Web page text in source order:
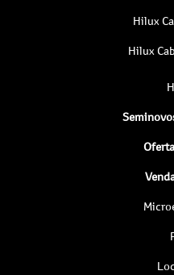
Hilux
Hilux